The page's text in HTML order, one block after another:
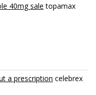
40mg sale topamax
a prescription celebrex